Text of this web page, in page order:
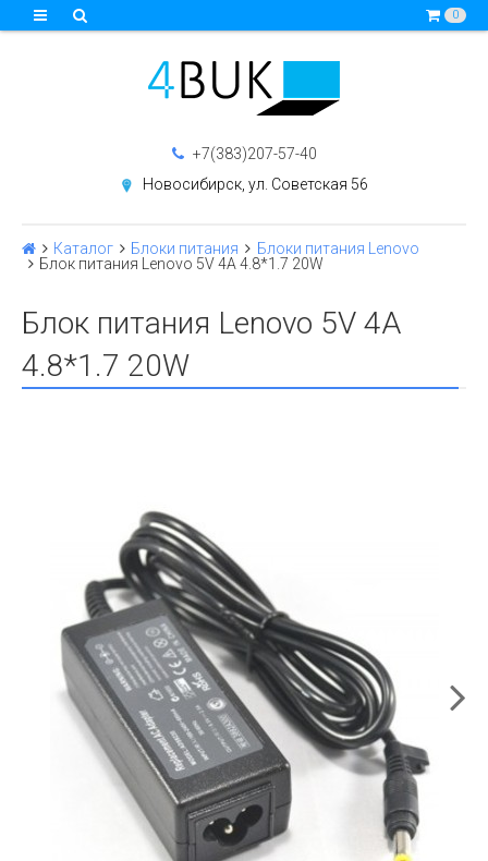
0
+7(383)207-57-40
Новосибирск, ул. Советская 56
Каталог Блоки питания
Блоки питания Lenovo
Блок питания Lenovo 5V 4A 4.8*1.7 20W
Блок питания Lenovo 5V 4A
4.8*1.7 20W